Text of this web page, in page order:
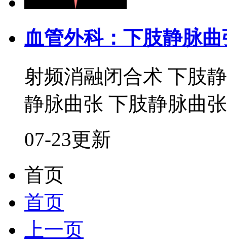
血管外科：下肢静脉曲
射频消融闭合术 下肢
静脉曲张 下肢静脉曲
07-23更新
首页
首页
上一页